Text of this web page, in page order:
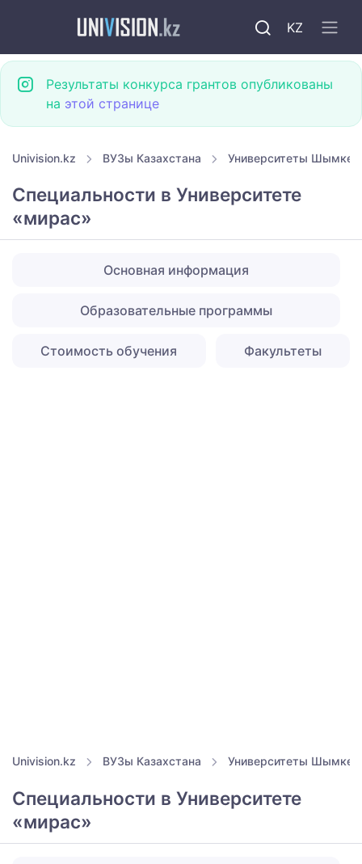
KZ
Результаты конкурса грантов опубликованы
на этой странице
Univision.kz ВУЗы Казахстана Университеты
Специальности в Университете
«мирас»
Основная информация
Образовательные программы
Стоимость обучения Факультеты
Univision.kz ВУЗы Казахстана Университеты
Специальности в Университете
«мирас»